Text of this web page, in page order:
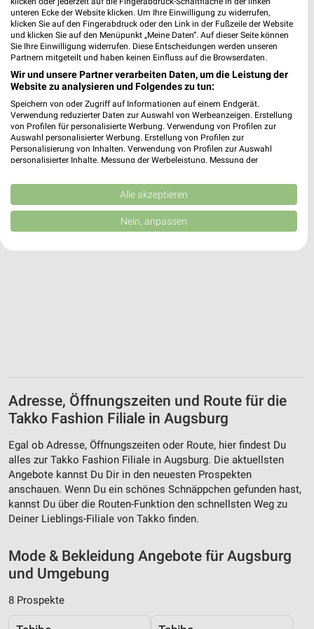
6,35 km
Takko Fashion Gersthofen
Bahnhofstraße 11-13
86368 Gersthofen
Heute 09:00 - 19:00 Uhr | Schließt in 2 Min.
6,60 km
Adresse, Öffnungszeiten und Route für die
Takko Fashion Filiale in Augsburg
Egal ob Adresse, Öffnungszeiten oder Route, hier findest Du
alles zur Takko Fashion Filiale in Augsburg. Die aktuellsten
Angebote kannst Du Dir in den neuesten Prospekten
anschauen. Wenn Du ein schönes Schnäppchen gefunden hast,
kannst Du über die Routen-Funktion den schnellsten Weg zu
Deiner Lieblings-Filiale von Takko finden.
Mode & Bekleidung Angebote für Augsburg
und Umgebung
8 Prospekte
unteren Ecke der Website klicken. Um Ihre Einwilligung zu widerrufen,
klicken Sie auf den Fingerabdruck oder den Link in der Fußzeile der Website
und klicken Sie auf den Menüpunkt „Meine Daten“. Auf dieser Seite können
Sie Ihre Einwilligung widerrufen. Diese Entscheidungen werden unseren
Partnern mitgeteilt und haben keinen Einfluss auf die Browserdaten.
Wir und unsere Partner verarbeiten Daten, um die Leistung der
Website zu analysieren und Folgendes zu tun:
Speichern von oder Zugriff auf Informationen auf einem Endgerät.
Verwendung reduzierter Daten zur Auswahl von Werbeanzeigen. Erstellung
von Profilen für personalisierte Werbung. Verwendung von Profilen zur
Auswahl personalisierter Werbung. Erstellung von Profilen zur
Personalisierung von Inhalten. Verwendung von Profilen zur Auswahl
personalisierter Inhalte. Messung der Werbeleistung. Messung der
Kombinationen von Daten aus verschiedenen Quellen. Entwicklung und
Verbesserung der Angebote. Verwendung reduzierter Daten zur Auswahl
von Inhalten.
Daten können außerhalb der Europäischen Union weitergegeben und in die
USA gesendet werden.
Website/App.
Erstellung von Profilen für personalisierte
Werbung
Verwendung von Profilen zur Auswahl
personalisierter Werbung
Erstellung von Profilen zur Personalisierung
von Inhalten
Messung der Werbeleistung
Messung der Performance von Inhalten
Alle akzeptieren
Nein, anpassen